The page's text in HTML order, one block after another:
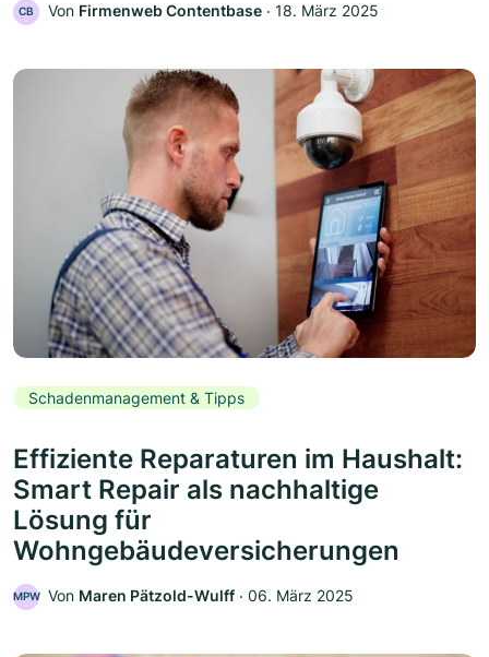
CB Von Firmenweb Contentbase ‧ 18. März 2025
Schadenmanagement & Tipps
Effiziente Reparaturen im Haushalt:
Smart Repair als nachhaltige
Lösung für
Wohngebäudeversicherungen
MPW Von Maren Pätzold-Wulff ‧ 06. März 2025